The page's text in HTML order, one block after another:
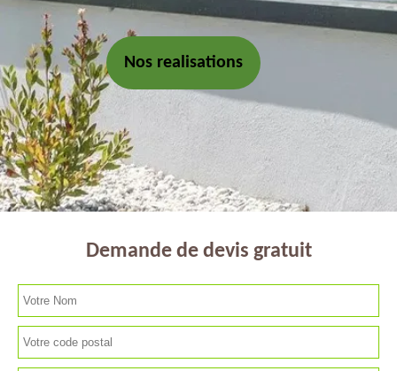
Nos realisations
Demande de devis gratuit